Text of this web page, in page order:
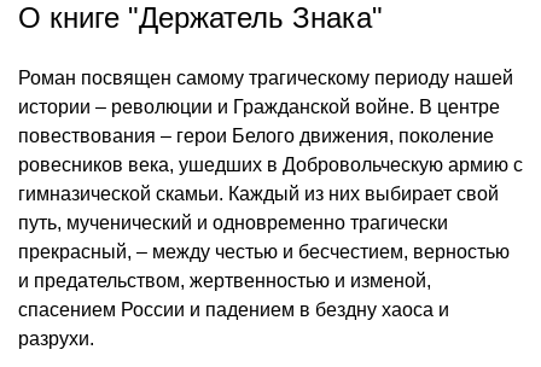
О книге "Держатель Знака"
Роман посвящен самому трагическому периоду нашей
истории – революции и Гражданской войне. В центре
повествования – герои Белого движения, поколение
ровесников века, ушедших в Добровольческую армию с
гимназической скамьи. Каждый из них выбирает свой
путь, мученический и одновременно трагически
прекрасный, – между честью и бесчестием, верностью
и предательством, жертвенностью и изменой,
спасением России и падением в бездну хаоса и
разрухи.